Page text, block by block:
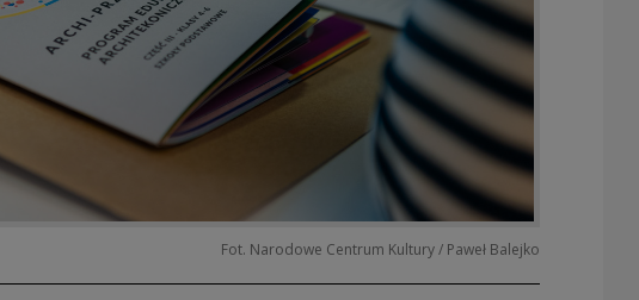
Fot. Narodowe Centrum Kultury / Paweł Balejko